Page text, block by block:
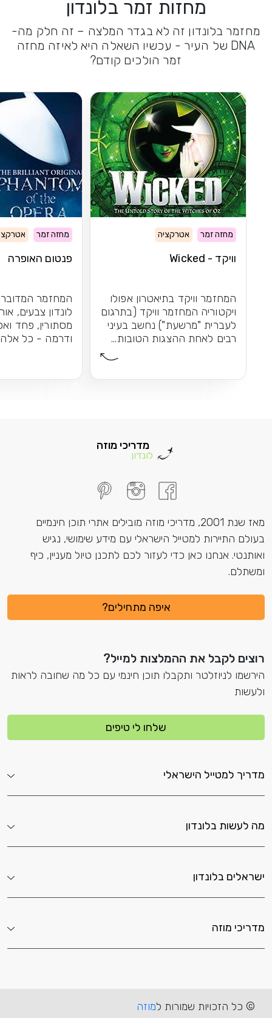
מחזות זמר בלונדון
מחזמר בלונדון זה לא בגדר המלצה – זה חלק מה-
DNA של העיר - עכשיו השאלה היא לאיזה מחזה
זמר הולכים קודם?
מחזה זמר אטרקציה
וויקד - Wicked
המחזמר וויקד בתיאטרון אפולו
ויקטוריה המחזמר וויקד (בתרגום
לעברית "מרשעת") נחשב בעיני
רבים לאחת ההצגות הטובות...
מחזה זמר
פנטום האופרה
המחזמר
לונדון צבעים,
מסתורין, פחד
ודרמה - כל
מדריכי מוזה
לונדון
מאז שנת 2001, מדריכי מוזה מובילים אתרי תוכן חינמיים
בעולם התיירות למטייל הישראלי עם מידע שימושי, נגיש
ואותנטי. אנחנו כאן כדי לעזור לכם לתכנן טיול מעניין, כיף
ומשתלם.
איפה מתחילים?
רוצים לקבל את ההמלצות למייל?
הירשמו לניוזלטר ותקבלו תוכן חינמי עם כל מה שחובה לראות
ולעשות
שלחו לי טיפים
מדריך למטייל הישראלי
מה לעשות בלונדון
ישראלים בלונדון
מדריכי מוזה
© כל הזכויות שמורות למוזה